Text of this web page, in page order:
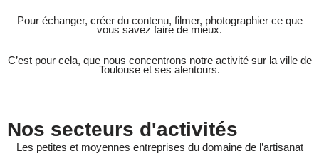
Pour échanger, créer du contenu, filmer, photographier ce que
vous savez faire de mieux.
C’est pour cela, que nous concentrons notre activité sur la ville de
Toulouse et ses alentours.
Nos secteurs d'activités
Les petites et moyennes entreprises du domaine de l’artisanat